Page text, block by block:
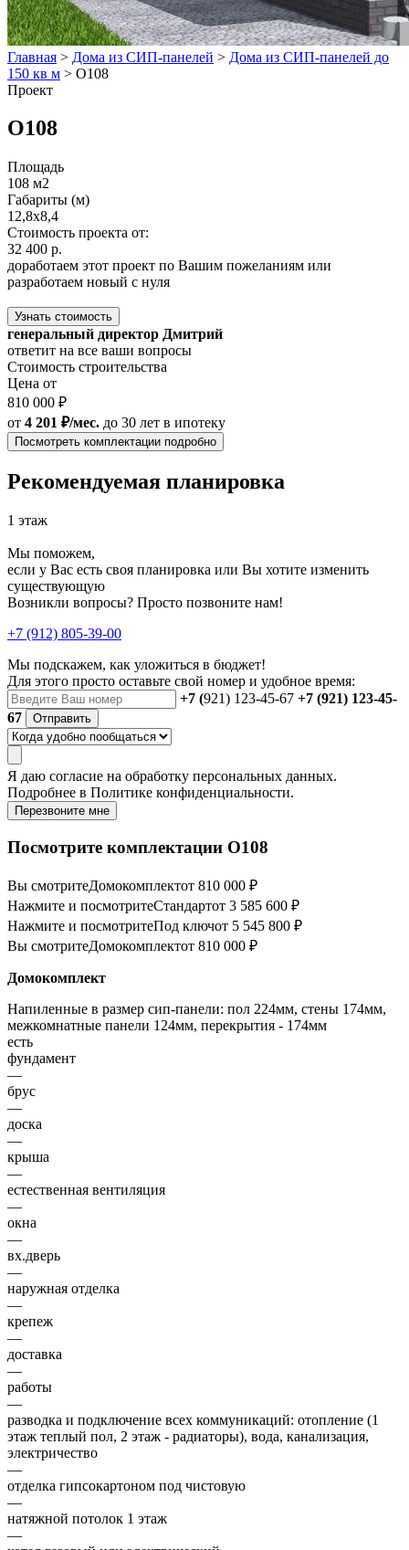
Главная > Дома из СИП-панелей > Дома из СИП-панелей до
150 кв м > O108
Проект
O108
Площадь
108 м2
Габариты (м)
12,8х8,4
Стоимость проекта от:
32 400 р.
доработаем этот проект по Вашим пожеланиям или
разработаем новый с нуля
Узнать стоимость
генеральный директор Дмитрий
ответит на все ваши вопросы
Стоимость строительства
Цена от
810 000 ₽
от 4 201 ₽/мес. до 30 лет в ипотеку
Посмотреть комплектации подробно
Рекомендуемая планировка
1 этаж
Мы поможем,
если у Вас есть своя планировка или Вы хотите изменить
существующую
Возникли вопросы? Просто позвоните нам!
+7 (912) 805-39-00
Мы подскажем, как уложиться в бюджет!
Для этого просто оставьте свой номер и удобное время:
+7 (921) 123-45-67 +7 (921) 123-45-
67
Отправить
Я даю согласие на обработку персональных данных.
Подробнее в Политике конфиденциальности.
Перезвоните мне
Посмотрите комплектации O108
Вы смотритеДомокомплектот 810 000 ₽
Нажмите и посмотритеСтандартот 3 585 600 ₽
Нажмите и посмотритеПод ключот 5 545 800 ₽
Вы смотритеДомокомплектот 810 000 ₽
Домокомплект
Напиленные в размер сип-панели: пол 224мм, стены 174мм,
межкомнатные панели 124мм, перекрытия - 174мм
есть
фундамент
—
брус
—
доска
—
крыша
—
естественная вентиляция
—
окна
—
вх.дверь
—
наружная отделка
—
крепеж
—
доставка
—
работы
—
разводка и подключение всех коммуникаций: отопление (1
этаж теплый пол, 2 этаж - радиаторы), вода, канализация,
электричество
—
отделка гипсокартоном под чистовую
—
натяжной потолок 1 этаж
—